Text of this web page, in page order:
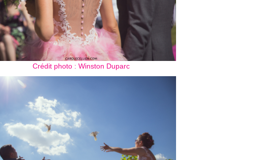
Crédit photo : Winston Duparc